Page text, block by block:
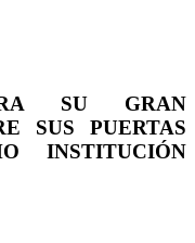
SU GRAN
SUS PUERTAS
INSTITUCIÓN